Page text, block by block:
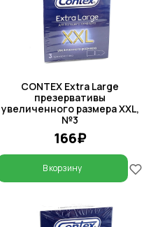
CONTEX Extra Large
презервативы
увеличенного размера XXL,
№3
166₽
В корзину